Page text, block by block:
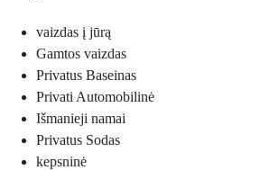
vaizdas į jūrą
Gamtos vaizdas
Privatus Baseinas
Privati Automobilinė
Išmanieji namai
Privatus Sodas
kepsninė